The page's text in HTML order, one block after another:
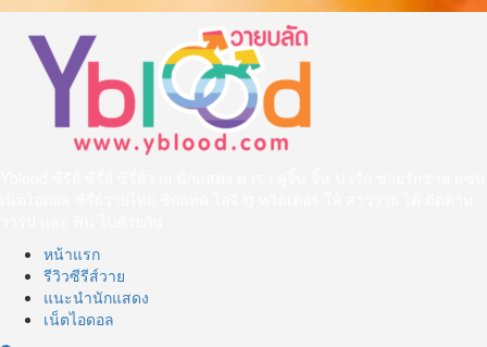
Menu
หน้าแรก
รีวิวซีรีส์วาย
แนะนำนักแสดง
เน็ตไอดอล